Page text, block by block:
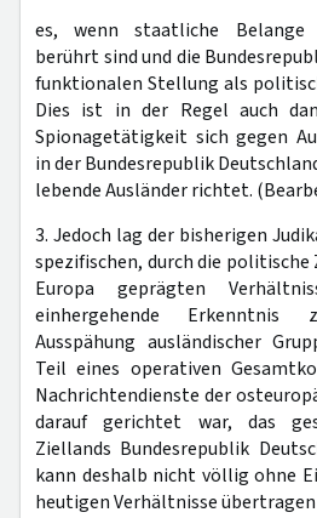
es, wenn staatliche
berührt sind und die
funktionalen Stellung als
Dies ist in der Regel auch
Spionagetätigkeit sich gegen
in der Bundesrepublik
lebende Ausländer richtet.
3. Jedoch lag der bisherigen
spezifischen, durch die
Europa geprägten
einhergehende Erkenntnis
Ausspähung ausländischer
Teil eines operativen
Nachrichtendienste der
darauf gerichtet war, das
Ziellands Bundesrepublik
kann deshalb nicht völlig ohne
heutigen Verhältnisse